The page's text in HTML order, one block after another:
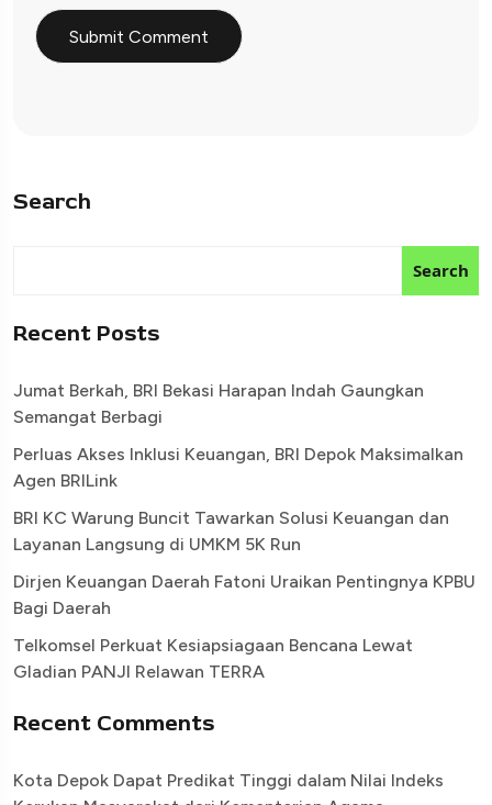
Search
Search
Recent Posts
Jumat Berkah, BRI Bekasi Harapan Indah Gaungkan
Semangat Berbagi
Perluas Akses Inklusi Keuangan, BRI Depok Maksimalkan
Agen BRILink
BRI KC Warung Buncit Tawarkan Solusi Keuangan dan
Layanan Langsung di UMKM 5K Run
Dirjen Keuangan Daerah Fatoni Uraikan Pentingnya KPBU
Bagi Daerah
Telkomsel Perkuat Kesiapsiagaan Bencana Lewat
Gladian PANJI Relawan TERRA
Recent Comments
Kota Depok Dapat Predikat Tinggi dalam Nilai Indeks